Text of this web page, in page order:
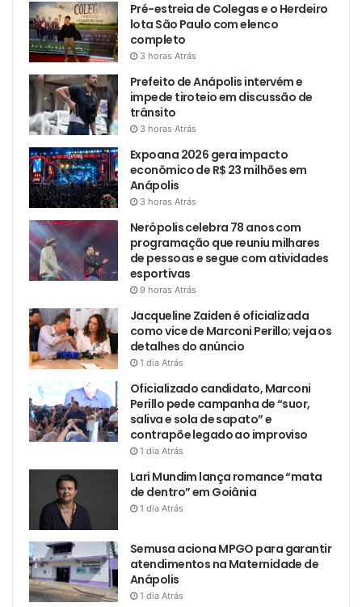
Pré-estreia de Colegas e o Herdeiro
lota São Paulo com elenco
completo
3 horas Atrás
Prefeito de Anápolis intervém e
impede tiroteio em discussão de
trânsito
3 horas Atrás
Expoana 2026 gera impacto
econômico de R$ 23 milhões em
Anápolis
3 horas Atrás
Nerópolis celebra 78 anos com
programação que reuniu milhares
de pessoas e segue com atividades
esportivas
9 horas Atrás
Jacqueline Zaiden é oficializada
como vice de Marconi Perillo; veja os
detalhes do anúncio
1 dia Atrás
Oficializado candidato, Marconi
Perillo pede campanha de “suor,
saliva e sola de sapato” e
contrapõe legado ao improviso
1 dia Atrás
Lari Mundim lança romance “mata
de dentro” em Goiânia
1 dia Atrás
Semusa aciona MPGO para garantir
atendimentos na Maternidade de
Anápolis
1 dia Atrás